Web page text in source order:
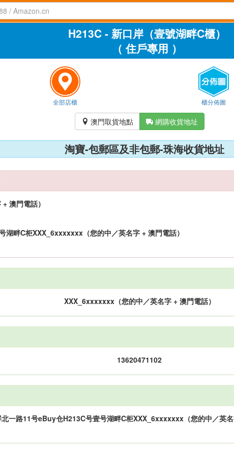
H213C - 新口岸（壹號湖畔C櫃）
（ 住戶專用 ）
全部店櫃 櫃分佈圖
 澳門取貨地點 網購收貨地址
淘寶-包郵區及非包郵-珠海收貨地址